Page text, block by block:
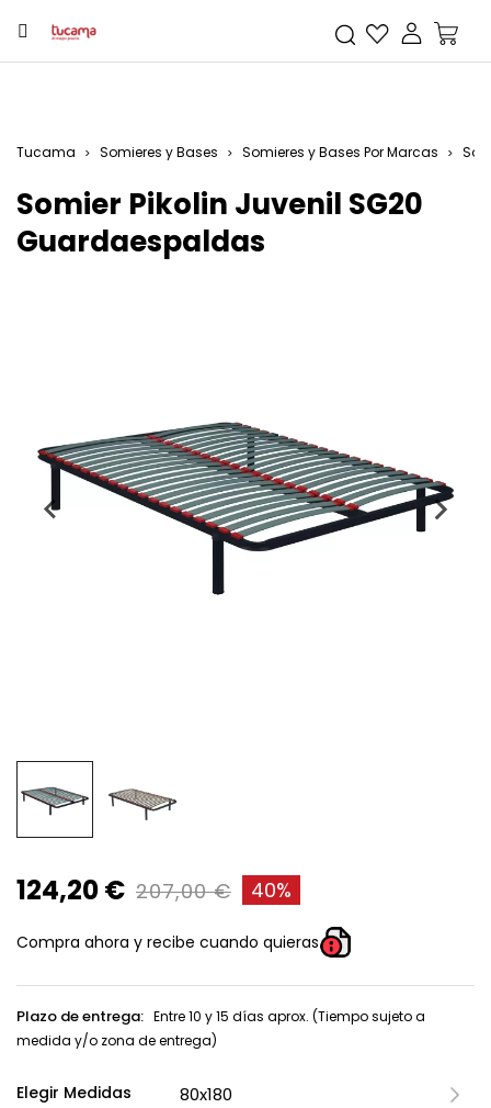
Tucama Somieres y Bases Somieres y Bases Por Marcas
Somier Pikolin Juvenil SG20
Guardaespaldas
124,20 € 207,00 € 40%
Compra ahora y recibe cuando quieras
Plazo de entrega: Entre 10 y 15 días aprox. (Tiempo sujeto a
medida y/o zona de entrega)
Elegir Medidas